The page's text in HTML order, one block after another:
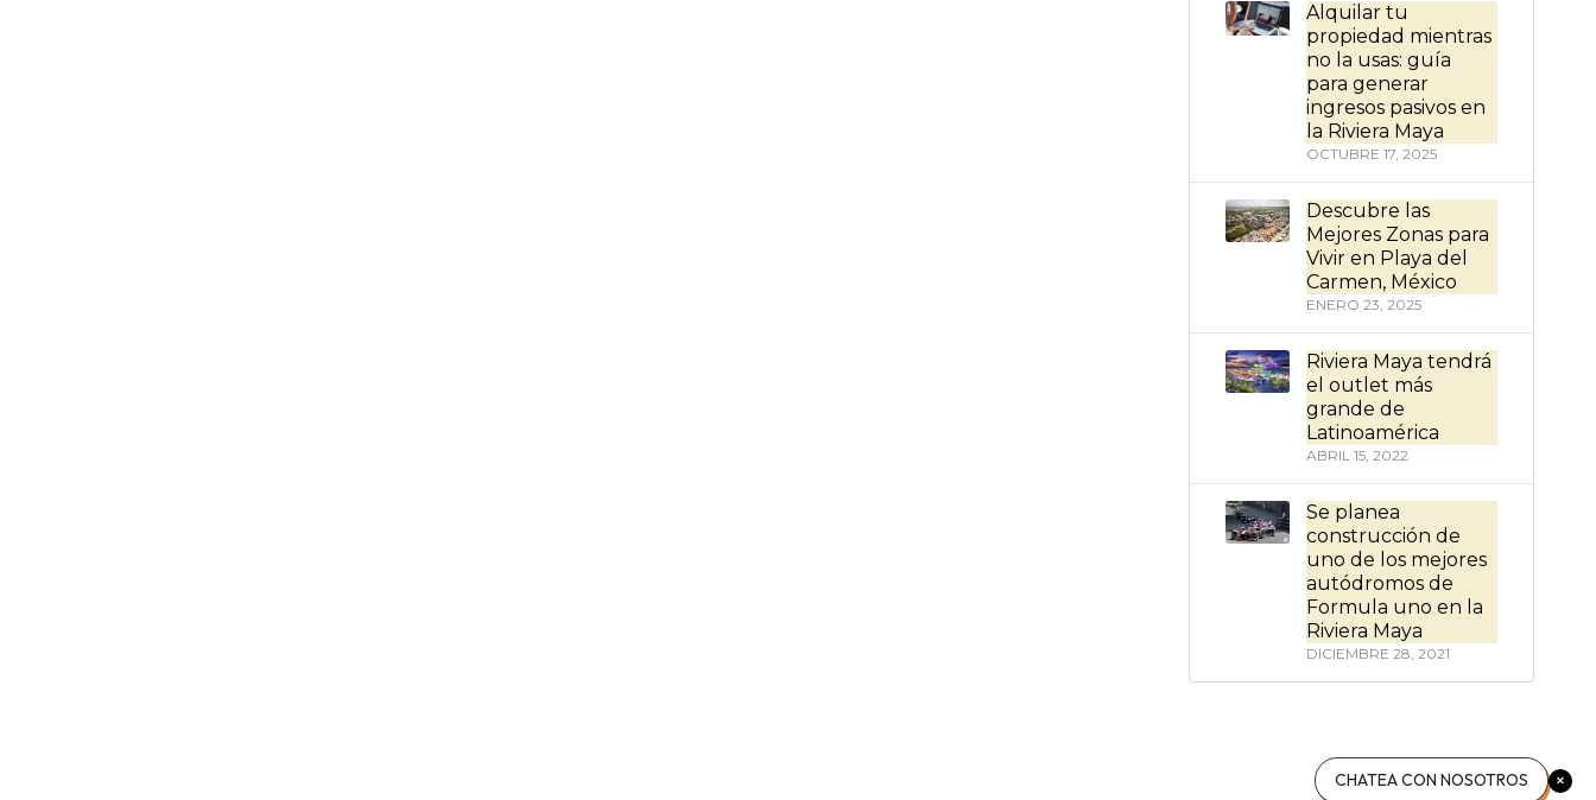
Alquilar tu
propiedad mientras
no la usas: guía
para generar
ingresos pasivos en
la Riviera Maya
OCTUBRE 17, 2025
Descubre las
Mejores Zonas para
Vivir en Playa del
Carmen, México
ENERO 23, 2025
Riviera Maya tendrá
el outlet más
grande de
Latinoamérica
ABRIL 15, 2022
Se planea
construcción de
uno de los mejores
autódromos de
Formula uno en la
Riviera Maya
DICIEMBRE 28, 2021
CHATEA CON NOSOTROS